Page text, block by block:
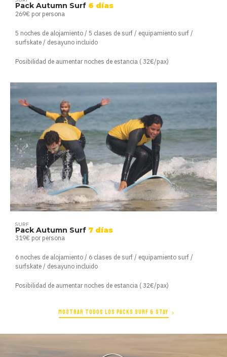
Pack Autumn Surf 6 días
269€ por persona
5 noches de alojamiento / 5 clases de surf / equipamiento surf /
surfskate / desayuno incluido
Posibilidad de aumentar noches de estancia ( 32€/pax)
SURF
Pack Autumn Surf 7 días
319€ por persona
6 noches de alojamiento / 6 clases de surf / equipamiento surf /
surfskate / desayuno incluido
Posibilidad de aumentar noches de estancia ( 32€/pax)
MOSTRAR TODOS LOS PACKS SURF & STAY